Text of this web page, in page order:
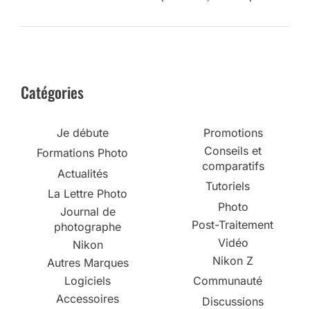
Catégories
Je débute
Formations Photo
Actualités
La Lettre Photo
Journal de
photographe
Nikon
Autres Marques
Logiciels
Accessoires
Promotions
Conseils et
comparatifs
Tutoriels
Photo
Post-Traitement
Vidéo
Nikon Z
Communauté
Discussions